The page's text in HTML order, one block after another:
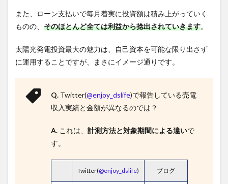
また、ローン支払いで毎月着実に投資額は積み上がっていく
ものの、 そのほとんど全ては利益から捻出されていきます。
太陽光発電投資最大の魅力は、自己資本を可能な限り出さず
に運用することですが、まさにイメージ通りです。
Q. Twitter(@enjoy_dslife)で報告している売電
収入実績と金額が異なるのでは？
A. これは、 計測方法と対象期間による違いで
す。
Twitter(@enjoy_dslife) ブログ